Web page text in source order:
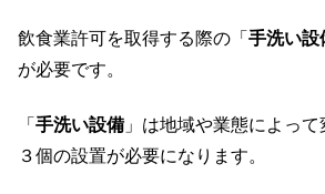
飲食業許可を取得する際の「 手洗い設
が必要です。
「 手洗い設備 」は地域や業態によっ
３個の設置が必要になります。